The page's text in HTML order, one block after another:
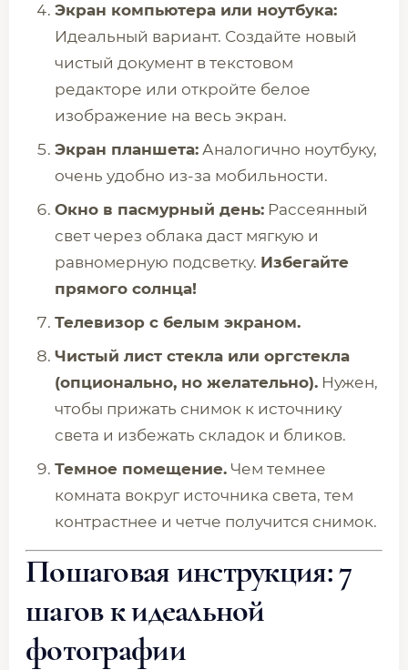
Экран компьютера или ноутбука:
Идеальный вариант. Создайте новый
чистый документ в текстовом
редакторе или откройте белое
изображение на весь экран.
Экран планшета: Аналогично ноутбуку,
очень удобно из-за мобильности.
Окно в пасмурный день: Рассеянный
свет через облака даст мягкую и
равномерную подсветку. Избегайте
прямого солнца!
Телевизор с белым экраном.
Чистый лист стекла или оргстекла
(опционально, но желательно). Нужен,
чтобы прижать снимок к источнику
света и избежать складок и бликов.
Темное помещение. Чем темнее
комната вокруг источника света, тем
контрастнее и четче получится снимок.
Пошаговая инструкция: 7
шагов к идеальной
фотографии